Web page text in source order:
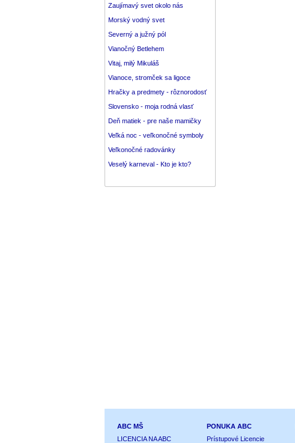
Zaujímavý svet okolo nás
Morský vodný svet
Severný a južný pól
Vianočný Betlehem
Vitaj, milý Mikuláš
Vianoce, stromček sa ligoce
Hračky a predmety - rôznorodosť
Slovensko - moja rodná vlasť
Deň matiek - pre naše mamičky
Veľká noc - veľkonočné symboly
Veľkonočné radovánky
Veselý karneval - Kto je kto?
ABC MŠ
LICENCIA NA ABC
PONUKA ABC
Prístupové Licencie